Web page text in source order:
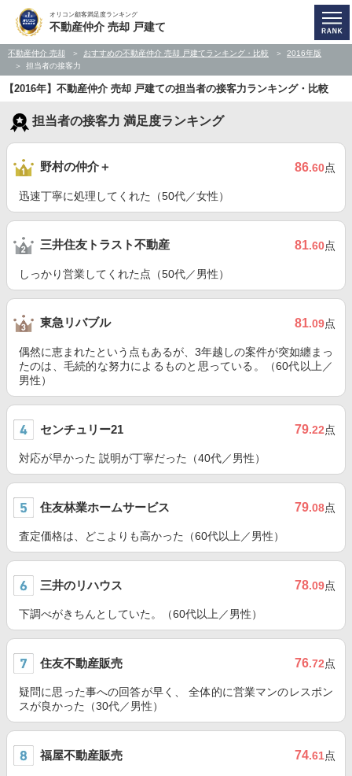
オリコン顧客満足度ランキング
不動産仲介 売却 戸建て
不動産仲介 売却 おすすめの不動産仲介 売却 戸建てランキング・比較
2016年版
担当者の接客力
【2016年】不動産仲介 売却 戸建ての担当者の接客力ランキング・比較
担当者の接客力 満足度ランキング
野村の仲介＋ 86.60点
迅速丁寧に処理してくれた（50代／女性）
三井住友トラスト不動産 81.60点
しっかり営業してくれた点（50代／男性）
東急リバブル 81.09点
偶然に恵まれたという点もあるが、3年越しの案件が突如纏まっ
たのは、毛続的な努力によるものと思っている。（60代以上／
男性）
センチュリー21 79.22点
対応が早かった 説明が丁寧だった（40代／男性）
住友林業ホームサービス 79.08点
査定価格は、どこよりも高かった（60代以上／男性）
三井のリハウス 78.09点
下調べがきちんとしていた。（60代以上／男性）
住友不動産販売 76.72点
疑問に思った事への回答が早く、 全体的に営業マンのレスポン
スが良かった（30代／男性）
福屋不動産販売 74.61点